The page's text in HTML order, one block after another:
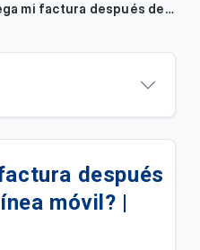
¿Cómo llega mi factura después de reactivar mi línea móvil? | Móvil
Tigo se
Tigo | Móvil
Sony LTE Tigo? | Móvil
después
móvil? |